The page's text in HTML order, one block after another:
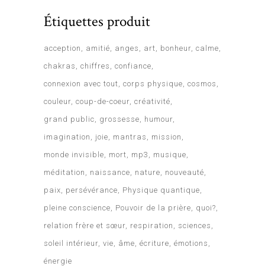
Étiquettes produit
acception amitié anges art bonheur calme
chakras
chiffres
confiance
connexion avec tout corps physique cosmos
couleur coup-de-coeur créativité
grand public
grossesse
humour
imagination
joie mantras
mission
monde invisible
mort mp3
musique
méditation
naissance nature
nouveauté
paix
persévérance
Physique quantique
pleine conscience
Pouvoir de la prière
quoi?
relation frère et sœur respiration
sciences
soleil intérieur vie âme écriture émotions
énergie